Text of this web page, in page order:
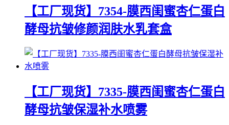
【工厂现货】7354-膜西闺蜜杏仁蛋白
酵母抗皱修颜润肤水乳套盒
【工厂现货】7335-膜西闺蜜杏仁蛋白
酵母抗皱保湿补水喷雾